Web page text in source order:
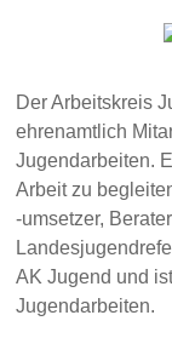
Der Arbeitskreis
ehrenamtlich
Jugendarbeiten.
Arbeit zu
-umsetzer,
AK Jugend und
Jugendarbeiten.